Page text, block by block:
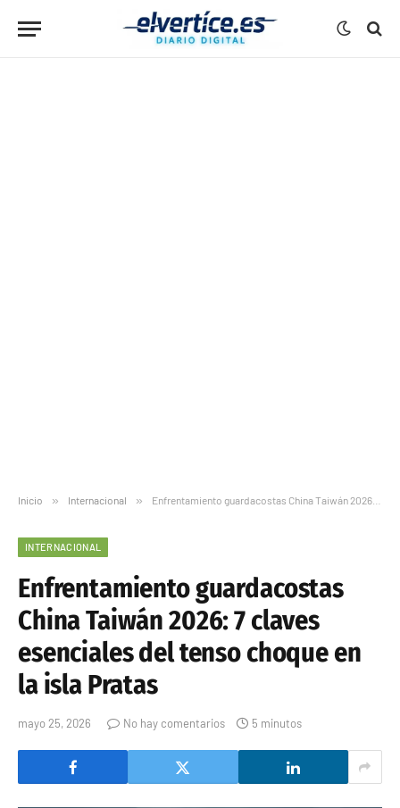
Inicio » Internacional » Enfrentamiento guardacostas China Taiwán 2026: 7 claves esenciales del tenso choque en la isla Pratas
INTERNACIONAL
Enfrentamiento guardacostas
China Taiwán 2026: 7 claves
esenciales del tenso choque en
la isla Pratas
mayo 25, 2026 No hay comentarios 5 minutos